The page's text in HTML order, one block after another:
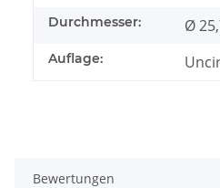
Durchmesser: Ø
Auflage:
Bewertungen